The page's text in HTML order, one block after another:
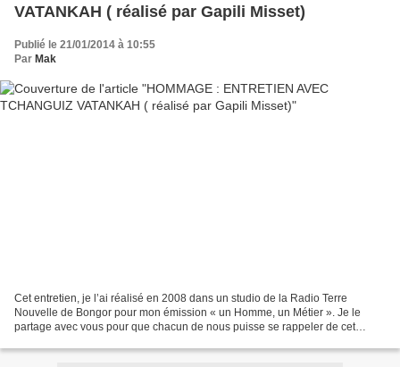
VATANKAH ( réalisé par Gapili Misset)
Publié le 21/01/2014 à 10:55
Par Mak
Cet entretien, je l’ai réalisé en 2008 dans un studio de la Radio Terre
Nouvelle de Bongor pour mon émission « un Homme, un Métier ». Je le
partage avec vous pour que chacun de nous puisse se rappeler de cet